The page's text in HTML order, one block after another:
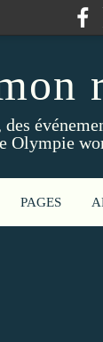
Olympie
PAGES